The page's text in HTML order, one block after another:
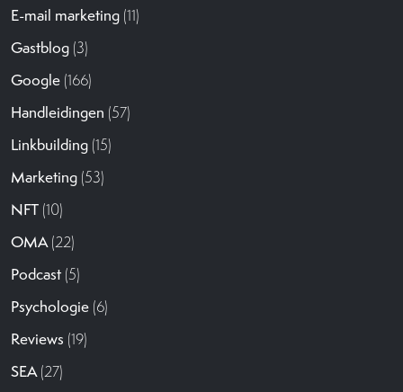
E-mail marketing (11)
Gastblog (3)
Google (166)
Handleidingen (57)
Linkbuilding (15)
Marketing (53)
NFT (10)
OMA(22)
Podcast (5)
Psychologie (6)
Reviews (19)
SEA(27)